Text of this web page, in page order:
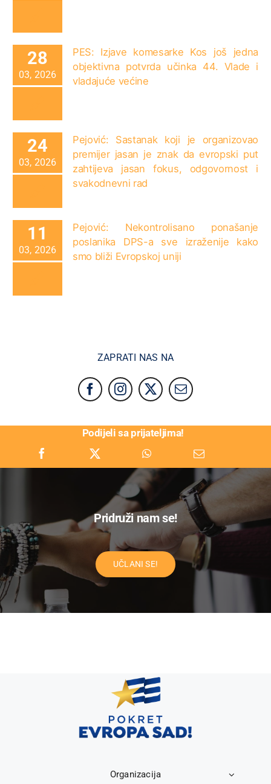
28
03, 2026
PES: Izjave komesarke Kos još jedna
objektivna potvrda učinka 44. Vlade i
vladajuće većine
24
03, 2026
Pejović: Sastanak koji je organizovao
premijer jasan je znak da evropski put
zahtijeva jasan fokus, odgovornost i
svakodnevni rad
11
03, 2026
Pejović: Nekontrolisano ponašanje
poslanika DPS-a sve izraženije kako
smo bliži Evropskoj uniji
ZAPRATI NAS NA
Podijeli sa prijateljima!
Pridruži nam se!
UČLANI SE!
Organizacija